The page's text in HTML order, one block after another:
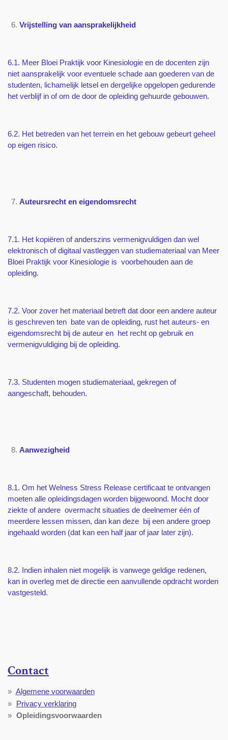
Vrijstelling van aansprakelijkheid
6.1. Meer Bloei Praktijk voor Kinesiologie en de docenten zijn
niet aansprakelijk voor eventuele schade aan goederen van de
studenten, lichamelijk letsel en dergelijke opgelopen gedurende
het verblijf in of om de door de opleiding gehuurde gebouwen.
6.2. Het betreden van het terrein en het gebouw gebeurt geheel
op eigen risico.
Auteursrecht en eigendomsrecht
7.1. Het kopiëren of anderszins vermenigvuldigen dan wel
elektronisch of digitaal vastleggen van studiemateriaal van Meer
Bloei Praktijk voor Kinesiologie is voorbehouden aan de
opleiding.
7.2. Voor zover het materiaal betreft dat door een andere auteur
is geschreven ten bate van de opleiding, rust het auteurs- en
eigendomsrecht bij de auteur en het recht op gebruik en
vermenigvuldiging bij de opleiding.
7.3. Studenten mogen studiemateriaal, gekregen of
aangeschaft, behouden.
Aanwezigheid
8.1. Om het Welness Stress Release certificaat te ontvangen
moeten alle opleidingsdagen worden bijgewoond. Mocht door
ziekte of andere overmacht situaties de deelnemer één of
meerdere lessen missen, dan kan deze bij een andere groep
ingehaald worden (dat kan een half jaar of jaar later zijn).
8.2. Indien inhalen niet mogelijk is vanwege geldige redenen,
kan in overleg met de directie een aanvullende opdracht worden
vastgesteld.
Contact
Algemene voorwaarden
Privacy verklaring
Opleidingsvoorwaarden